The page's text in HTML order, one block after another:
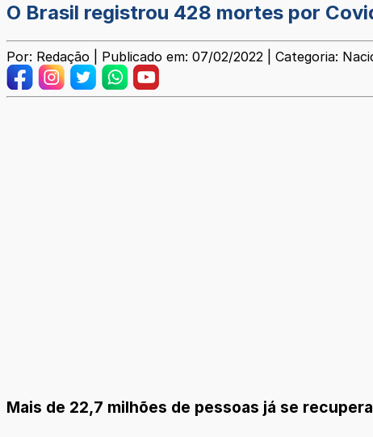
O Brasil registrou 428 mortes por
Por: Redação | Publicado em: 07/02/2022 | Categoria:
Mais de 22,7 milhões de pessoas já se